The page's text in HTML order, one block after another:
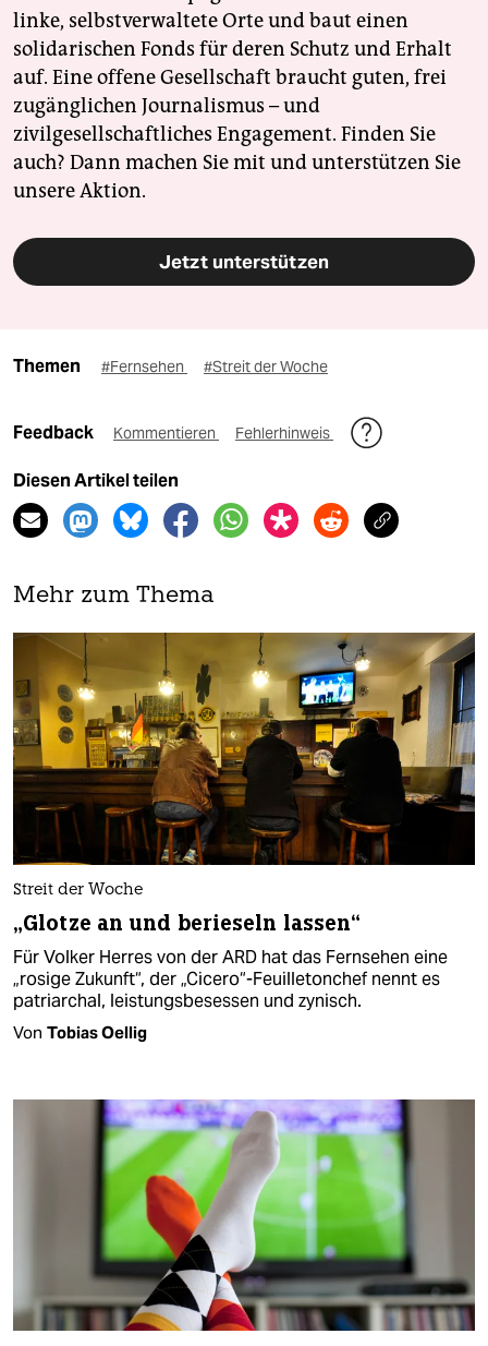
linke, selbstverwaltete Orte und baut einen
solidarischen Fonds für deren Schutz und Erhalt
auf. Eine offene Gesellschaft braucht guten, frei
zugänglichen Journalismus – und
zivilgesellschaftliches Engagement. Finden Sie
auch? Dann machen Sie mit und unterstützen Sie
unsere Aktion.
Jetzt unterstützen
Themen #Fernsehen #Streit der Woche
Feedback Kommentieren Fehlerhinweis
Diesen Artikel teilen
Mehr zum Thema
Streit der Woche
„Glotze an und berieseln lassen“
Für Volker Herres von der ARD hat das Fernsehen eine
„rosige Zukunft“, der „Cicero“-Feuilletonchef nennt es
patriarchal, leistungsbesessen und zynisch.
Von Tobias Oellig